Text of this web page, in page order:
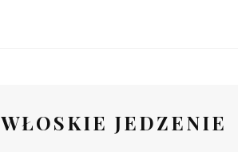
WŁOSKIE JEDZENIE